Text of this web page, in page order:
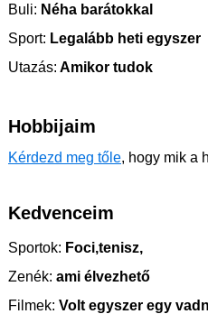
Buli: Néha barátokkal
Sport: Legalább heti egyszer
Utazás: Amikor tudok
Hobbijaim
Kérdezd meg tőle, hogy mik a
Kedvenceim
Sportok: Foci,tenisz,
Zenék: ami élvezhető
Filmek: Volt egyszer egy